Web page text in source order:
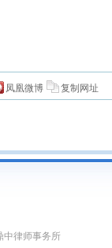
凤凰微博 复制网址
中律师事务所